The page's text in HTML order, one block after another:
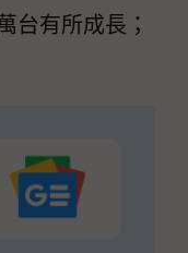
台有所成長；